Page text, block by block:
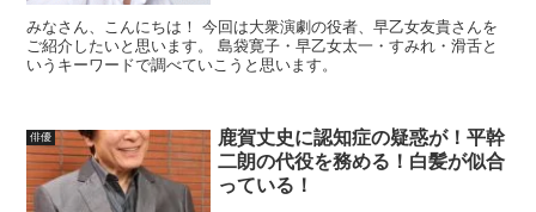
みなさん、こんにちは！ 今回は大衆演劇の役者、早乙女友貴さんを
ご紹介したいと思います。 島袋寛子・早乙女太一・すみれ・滑舌と
いうキーワードで調べていこうと思います。
俳優
鹿賀丈史に認知症の疑惑が！平幹
二朗の代役を務める！白髪が似合
っている！